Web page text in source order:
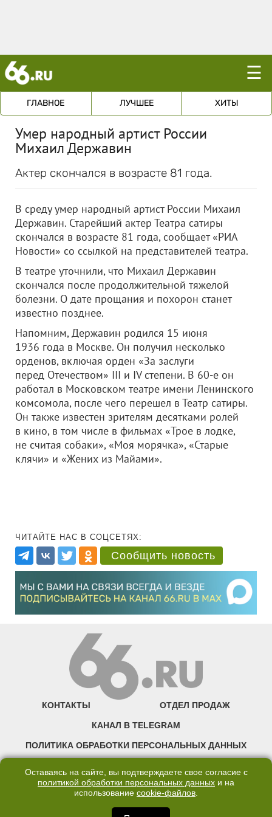
☰
ГЛАВНОЕ ЛУЧШЕЕ ХИТЫ
Умер народный артист России
Михаил Державин
Актер скончался в возрасте 81 года.
В среду умер народный артист России Михаил
Державин. Старейший актер Театра сатиры
скончался в возрасте 81 года, сообщает «РИА
Новости» со ссылкой на представителей театра.
В театре уточнили, что Михаил Державин
скончался после продолжительной тяжелой
болезни. О дате прощания и похорон станет
известно позднее.
Напомним, Державин родился 15 июня
1936 года в Москве. Он получил несколько
орденов, включая орден «За заслуги
перед Отечеством» III и IV степени. В 60-е он
работал в Московском театре имени Ленинского
комсомола, после чего перешел в Театр сатиры.
Он также известен зрителям десятками ролей
в кино, в том числе в фильмах «Трое в лодке,
не считая собаки», «Моя морячка», «Старые
клячи» и «Жених из Майами».
ЧИТАЙТЕ НАС В СОЦСЕТЯХ:
Сообщить новость
КОНТАКТЫ ОТДЕЛ ПРОДАЖ
КАНАЛ В TELEGRAM
ПОЛИТИКА ОБРАБОТКИ ПЕРСОНАЛЬНЫХ ДАННЫХ
©2007—2025 66.RU. Воспроизведение, сообщение, доведение до всеобщего
правообладателя запрещено. Сетевое издание «Современный портал
Оставаясь на сайте, вы подтверждаете свое согласие с
политикой обработки персональных данных и на
использование cookie-файлов.